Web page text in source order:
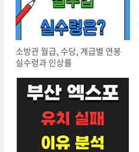
소방관 월급, 수당, 계급별 연봉
실수령과 인상률